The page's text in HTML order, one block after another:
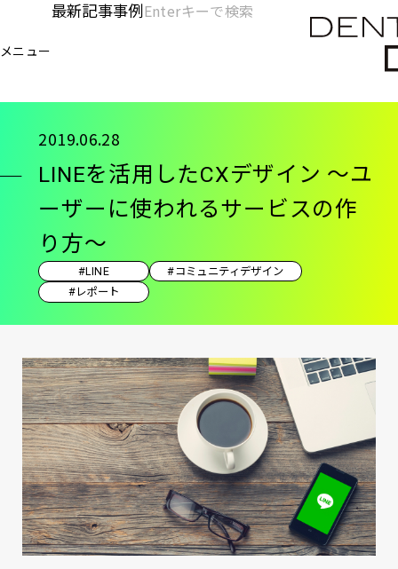
ン
ン
ツ
メニュー
[KC]
-
メ
イ
ン
最新記事事例
検
索
LINEを活用したCXデザイン ～ユ
ーザーに使われるサービスの作
り方～
2019.06.28
#LINE
#コミュニティデザイン
#レポート